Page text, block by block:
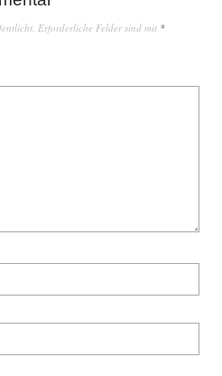
Erforderliche Felder sind mit *